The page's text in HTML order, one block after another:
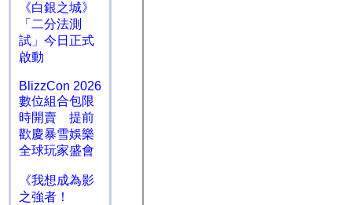
《白銀之城》
「二分法測
試」今日正式
啟動
BlizzCon 2026
數位組合包限
時開賣 提前
歡慶暴雪娛樂
全球玩家盛會
《我想成為影
之強者！